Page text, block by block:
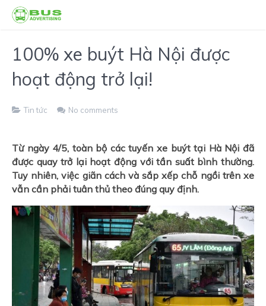
100% xe buýt Hà Nội được
hoạt động trở lại!
Tin tức No comments
Từ ngày 4/5, toàn bộ các tuyến xe buýt tại Hà Nội đã
được quay trở lại hoạt động với tần suất bình thường.
Tuy nhiên, việc giãn cách và sắp xếp chỗ ngồi trên xe
vẫn cần phải tuân thủ theo đúng quy định.